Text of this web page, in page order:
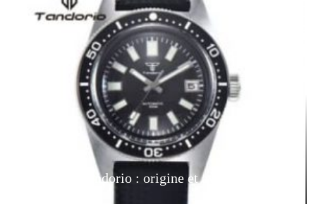
Montres Tandorio : origine et avis. Sont-elles